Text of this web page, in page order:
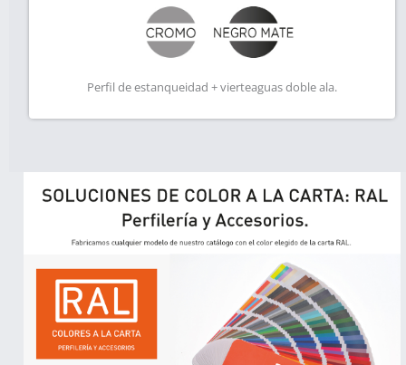
Perfil de estanqueidad + vierteaguas doble ala.